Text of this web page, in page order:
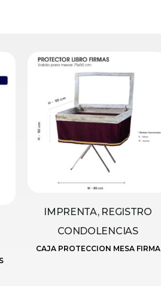
IMPRENTA, REGISTRO
CONDOLENCIAS
CAJA PROTECCION MESA FIRMA